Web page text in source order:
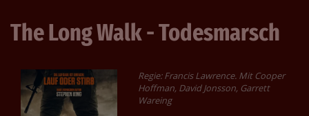
The Long Walk - Todesmarsch
Regie: Francis Lawrence. Mit Cooper
Hoffman, David Jonsson, Garrett
Wareing